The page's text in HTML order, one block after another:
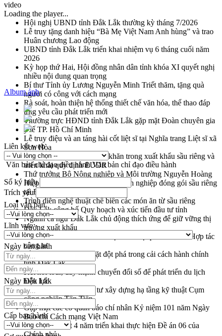
video
Loading the player...
Hội nghị UBND tỉnh Đắk Lắk thường kỳ tháng 7/2026
Lễ truy tặng danh hiệu “Bà Mẹ Việt Nam Anh hùng” và trao
Huân chương Lao động
UBND tỉnh Đắk Lắk triển khai nhiệm vụ 6 tháng cuối năm
2026
Kỳ họp thứ Hai, Hội đồng nhân dân tỉnh khóa XI quyết nghị
nhiều nội dung quan trọng
Bí thư Tỉnh ủy Lương Nguyễn Minh Triết thăm, tặng quà
người có công với cách mạng
Rà soát, hoàn thiện hệ thống thiết chế văn hóa, thể thao đáp
ứng yêu cầu phát triển mới
Thường trực HĐND tỉnh Đắk Lắk gặp mặt Đoàn chuyên gia
y tế TP. Hồ Chí Minh
Lễ truy điệu và an táng hài cốt liệt sĩ tại Nghĩa trang Liệt sĩ xã
Sơn Hòa
Bàn giải pháp tháo gỡ khó khăn trong xuất khẩu sầu riêng và
triển khai quy định EUDR
Thứ trưởng Bộ Nông nghiệp và Môi trường Nguyễn Hoàng
Hiệp khảo sát vùng trồng và doanh nghiệp đóng gói sầu riêng
tại Đắk Lắk
Trình diễn nghệ thuật chế biến các món ăn từ sầu riêng
Đắk Lắk công bố Quy hoạch và xúc tiến đầu tư tỉnh
Ngành cá ngừ Đắk Lắk chủ động thích ứng để giữ vững thị
trường xuất khẩu
Diễn đàn Kinh tế tư nhân Việt Nam đột phá cơ chế - Hợp tác
công tư
Đề án 06 tạo bước ngoặt đột phá trong cải cách hành chính
tỉnh Đắk Lắk
Kết nối tour, đẩy mạnh chuyển đổi số để phát triển du lịch
Đắk Lắk
Khởi động Dự án Đầu tư xây dựng hạ tầng kỹ thuật Cụm
công nghiệp Tân Tiến
Gặp mặt các cơ quan báo chí nhân Kỷ niệm 101 năm Ngày
Báo chí Cách mạng Việt Nam
Đắk Lắk sơ kết 4 năm triển khai thực hiện Đề án 06 của
Album ảnh
Liên kết web
Văn bản chỉ đạo điều hành Văn bản chỉ đạo điều hành
Số ký hiệu
Trích yếu
Loại văn bản
Lĩnh vực
Ngày ban hành
Ngày hiệu lực
Cấp ban hành